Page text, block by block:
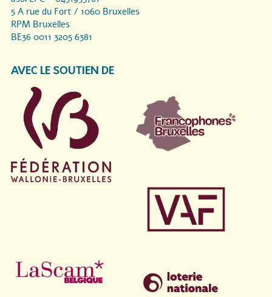
5 A rue du Fort / 1060 Bruxelles
RPM Bruxelles
BE36 0011 3205 6381
AVEC LE SOUTIEN DE